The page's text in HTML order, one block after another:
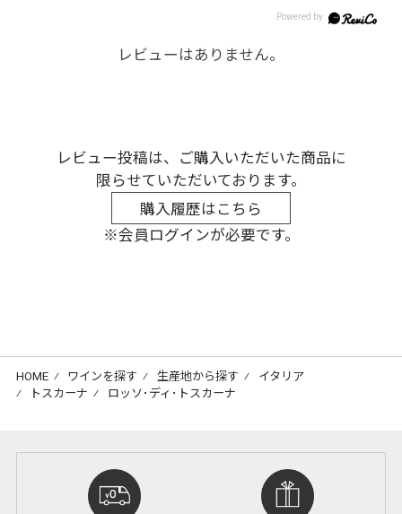
レビューはありません。
レビュー投稿は、ご購入いただいた商品に
限らせていただいております。
購入履歴はこちら
※会員ログインが必要です。
HOME ⁄ ワインを探す ⁄ 生産地から探す ⁄ イタリア
⁄
トスカーナ ⁄ ロッソ･ディ･トスカーナ